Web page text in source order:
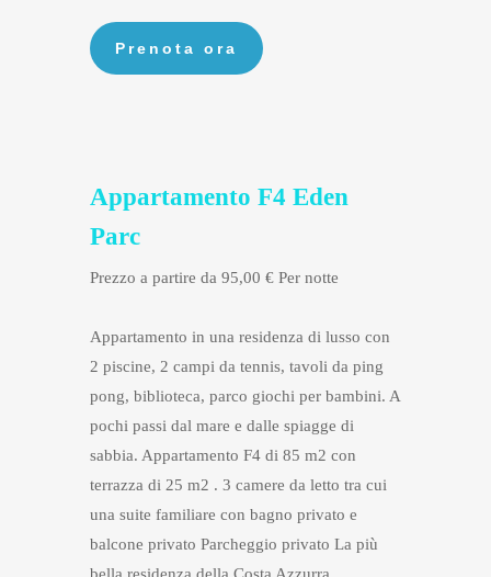
Appartamento F4 Eden
Parc
Prezzo a partire da 95,00 € Per notte
Appartamento in una residenza di lusso con
2 piscine, 2 campi da tennis, tavoli da ping
pong, biblioteca, parco giochi per bambini. A
pochi passi dal mare e dalle spiagge di
sabbia. Appartamento F4 di 85 m2 con
terrazza di 25 m2 . 3 camere da letto tra cui
una suite familiare con bagno privato e
balcone privato Parcheggio privato La più
bella residenza della Costa Azzurra